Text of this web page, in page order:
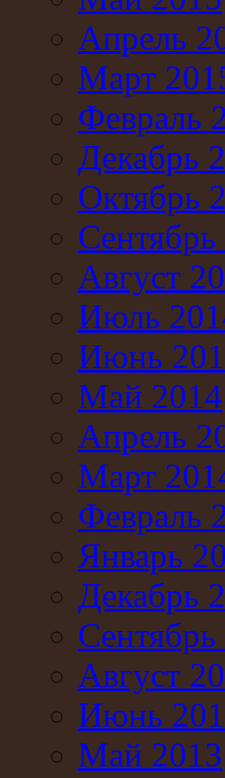
Апрель
Март
Февраль
Декабрь
Октябрь
Август
Июль
Июнь
Май 2014
Апрель
Март
Февраль
Январь
Декабрь
Август
Июнь
Май 2013